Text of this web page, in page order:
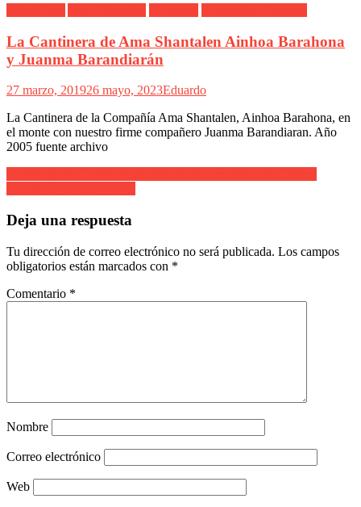
La Cantinera de Ama Shantalen Ainhoa Barahona
y Juanma Barandiarán
27 marzo, 201926 mayo, 2023Eduardo
La Cantinera de la Compañía Ama Shantalen, Ainhoa Barahona, en
el monte con nuestro firme compañero Juanma Barandiaran. Año
2005 fuente archivo
Navegación
de
entradas
Deja una respuesta
Tu dirección de correo electrónico no será publicada. Los campos
obligatorios están marcados con *
Comentario *
Nombre
Correo electrónico
Web